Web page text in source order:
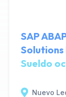
SAP
Sueldo
Nuevo